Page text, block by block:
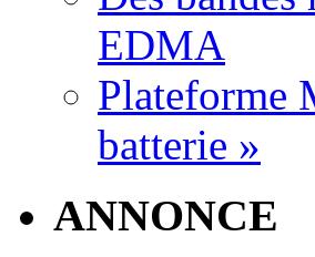
EDMA
Plateforme
batterie »
ANNONCE